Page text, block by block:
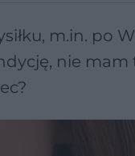
m.in. po
nie